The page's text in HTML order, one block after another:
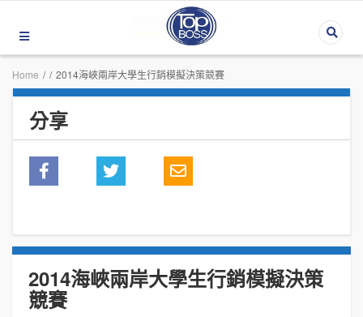
Home / / 2014海峽兩岸大學生行銷模擬決策競賽
分享
2014海峽兩岸大學生行銷模擬決策
競賽